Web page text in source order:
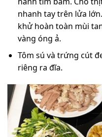
nhanh tay trên lửa
khử hoàn toàn mùi
vàng óng ả.
Tôm sú và trứng cút
riêng ra đĩa.